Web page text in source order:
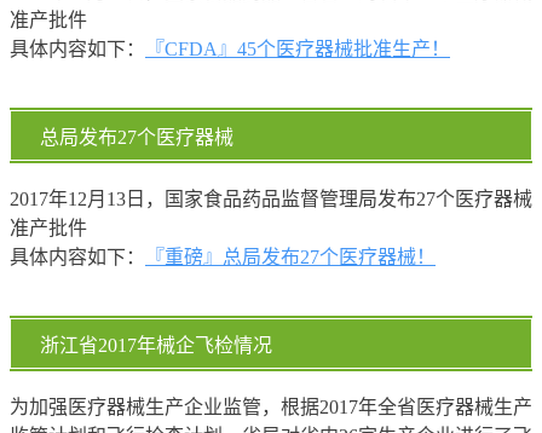
准产批件
具体内容如下：
『CFDA』45个医疗器械批准生产！
总局发布27个医疗器械
2017年12月13日，国家食品药品监督管理局发布27个医疗器械
准产批件
具体内容如下：
『重磅』总局发布27个医疗器械！
浙江省2017年械企飞检情况
为加强医疗器械生产企业监管，根据2017年全省医疗器械生产